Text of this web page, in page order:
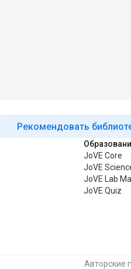
Рекомендовать
JoVE Core
JoVE
JoVE Lab
JoVE Quiz
Авторские